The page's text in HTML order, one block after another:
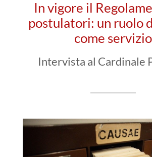
In vigore il
postulatori: un ruolo
come servizio
Intervista al Cardinale